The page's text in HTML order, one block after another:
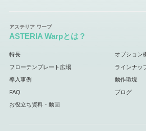
ASTERIA Warpとは？
特長 オプション
フローテンプレート広場 ラインナッ
導入事例 動作環境
FAQ ブログ
お役立ち資料・動画